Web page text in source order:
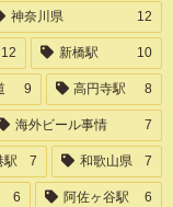
神奈川県 12
12 新橋駅 10
9 高円寺駅 8
海外ビール事情 7
駅 7 和歌山県 7
6 阿佐ヶ谷駅 6